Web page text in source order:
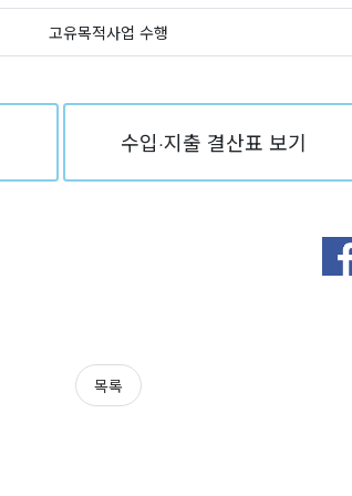
고유목적사업 수행
수입·지출 결산표 보기
목록